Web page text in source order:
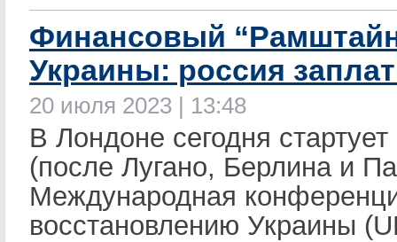
Финансовый
Украины: россия
20 июля 2023 | 13:48
В Лондоне сегодня
(после Лугано, Берлина и
Международная
восстановлению Украины